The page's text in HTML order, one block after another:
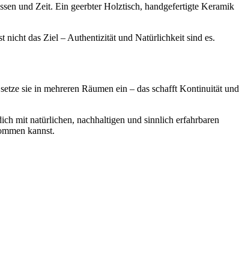
und Zeit. Ein geerbter Holztisch, handgefertigte Keramik
nicht das Ziel – Authentizität und Natürlichkeit sind es.
sie in mehreren Räumen ein – das schafft Kontinuität und
mit natürlichen, nachhaltigen und sinnlich erfahrbaren
kannst.